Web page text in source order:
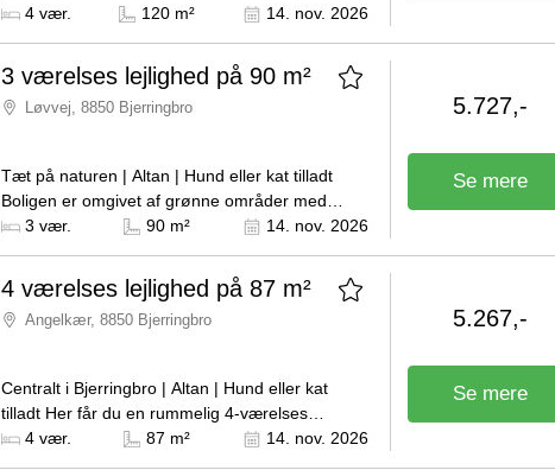
Dommerparken i den nordlige del af Kjellerup,
Kilde: Boligselskabet Sct. Jørgen
4 vær. 120 m² 14. nov. 2026
3 værelses lejlighed på 90 m²
Løvvej, 8850 Bjerringbro
Tæt på naturen | Altan | Hund eller kat tilladt
Boligen er omgivet af grønne områder med
masser af liv, gode legepladser og indbydende
Kilde: Boligselskabet Sct. Jørgen
3 vær. 90 m² 14. nov. 2026
5.727,-
Se mere
4 værelses lejlighed på 87 m²
Angelkær, 8850 Bjerringbro
Centralt i Bjerringbro | Altan | Hund eller kat
tilladt Her får du en rummelig 4-værelses
lejlighed centralt placeret i Bjerringbro.
Kilde: Boligselskabet Sct. Jørgen
4 vær. 87 m² 14. nov. 2026
5.267,-
Se mere